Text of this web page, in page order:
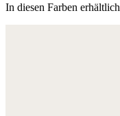
In diesen Farben erhältlich